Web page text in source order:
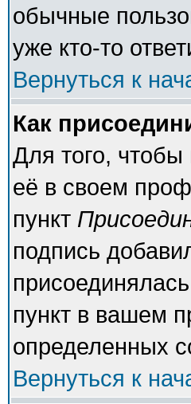
обычные
уже кто-то
Вернуться к
Как
Для того,
её в своем
пункт
подпись
пункт в вашем
определенных
Вернуться к